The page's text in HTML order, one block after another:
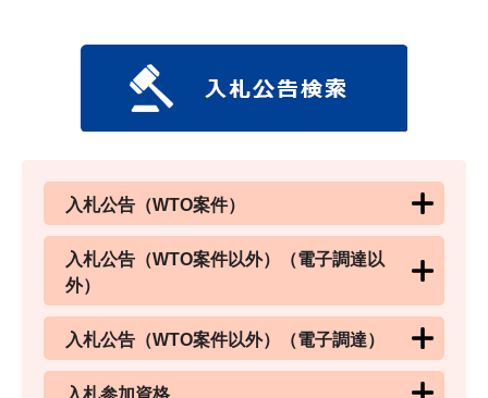
入札公告（WTO案件）
入札公告（WTO案件以外）（電子調達以
外）
入札公告（WTO案件以外）（電子調達）
入札参加資格